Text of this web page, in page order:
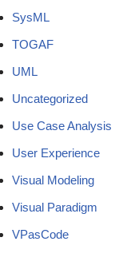
SysML
TOGAF
UML
Uncategorized
Use Case Analysis
User Experience
Visual Modeling
Visual Paradigm
VPasCode